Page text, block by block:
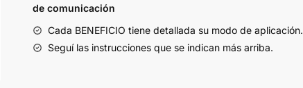
de comunicación
Cada BENEFICIO tiene detallada su modo de aplicación.
Seguí las instrucciones que se indican más arriba.